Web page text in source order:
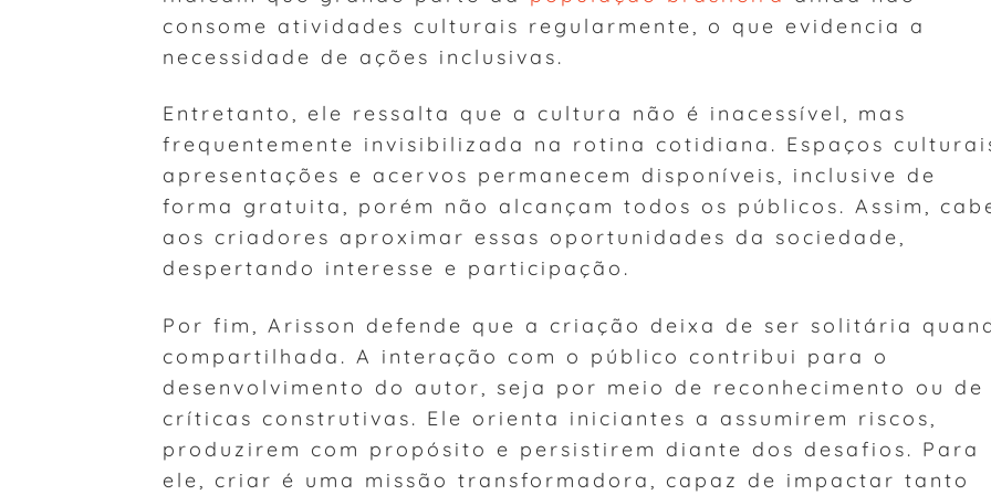
consome atividades culturais regularmente, o que evidencia a
necessidade de ações inclusivas.
Entretanto, ele ressalta que a cultura não é inacessível, mas
frequentemente invisibilizada na rotina cotidiana. Espaços
apresentações e acervos permanecem disponíveis, inclusive de
forma gratuita, porém não alcançam todos os públicos. Assim,
aos criadores aproximar essas oportunidades da sociedade,
despertando interesse e participação.
Por fim, Arisson defende que a criação deixa de ser solitária
compartilhada. A interação com o público contribui para o
desenvolvimento do autor, seja por meio de reconhecimento ou de
críticas construtivas. Ele orienta iniciantes a assumirem riscos,
produzirem com propósito e persistirem diante dos desafios. Para
ele, criar é uma missão transformadora, capaz de impactar tanto